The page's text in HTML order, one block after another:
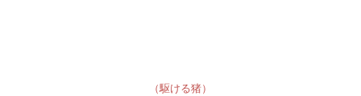
（駆ける猪）